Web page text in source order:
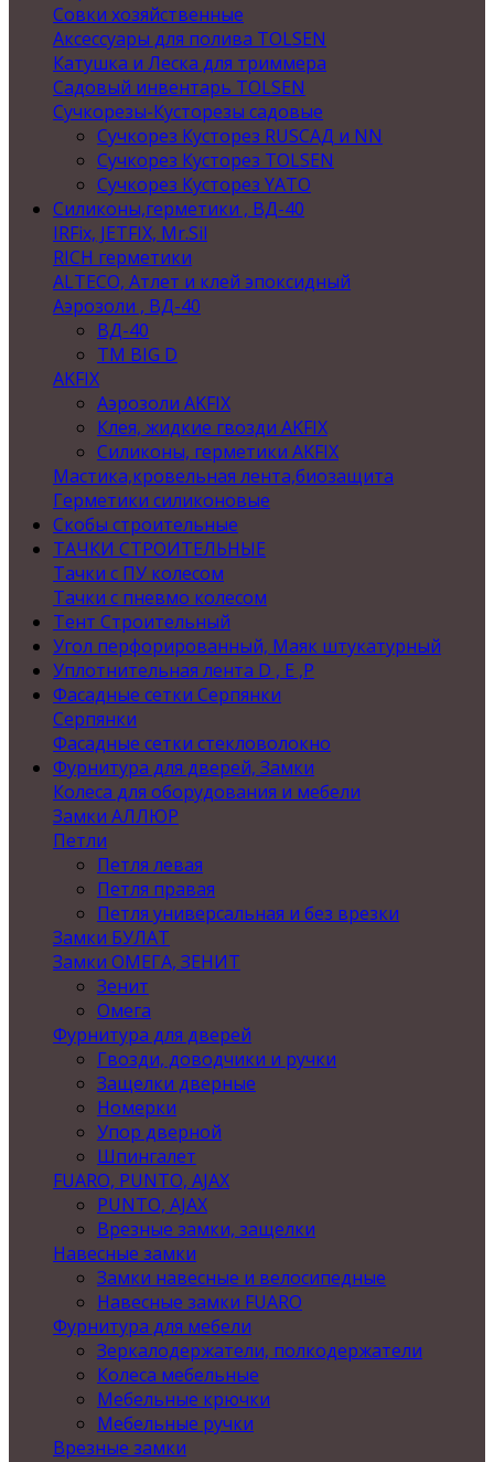
Совки хозяйственные
Аксессуары для полива TOLSEN
Катушка и Леска для триммера
Садовый инвентарь TOLSEN
Сучкорезы-Кусторезы садовые
Сучкорез Кусторез RUSСАД и NN
Сучкорез Кусторез TOLSEN
Сучкорез Кусторез YATO
Силиконы,герметики , ВД-40
IRFix, JETFIX, Mr.Sil
RICH герметики
ALTECO, Атлет и клей эпоксидный
Аэрозоли , ВД-40
ВД-40
TM BIG D
AKFIX
Аэрозоли AKFIX
Клея, жидкие гвозди AKFIX
Силиконы, герметики AKFIX
Мастика,кровельная лента,биозащита
Герметики силиконовые
Скобы строительные
ТАЧКИ СТРОИТЕЛЬНЫЕ
Тачки с ПУ колесом
Тачки с пневмо колесом
Тент Строительный
Угол перфорированный, Маяк штукатурный
Уплотнительная лента D , Е ,P
Фасадные сетки Серпянки
Серпянки
Фасадные сетки стекловолокно
Фурнитура для дверей, Замки
Колеса для оборудования и мебели
Замки АЛЛЮР
Петли
Петля левая
Петля правая
Петля универсальная и без врезки
Замки БУЛАТ
Замки ОМЕГА, ЗЕНИТ
Зенит
Омега
Фурнитура для дверей
Гвозди, доводчики и ручки
Защелки дверные
Номерки
Упор дверной
Шпингалет
FUARO, PUNTO, AJAX
PUNTO, AJAX
Врезные замки, защелки
Навесные замки
Замки навесные и велосипедные
Навесные замки FUARO
Фурнитура для мебели
Зеркалодержатели, полкодержатели
Колеса мебельные
Мебельные крючки
Мебельные ручки
Врезные замки